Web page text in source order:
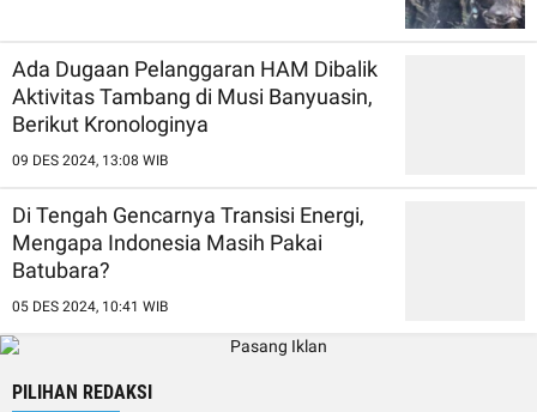
Ada Dugaan Pelanggaran HAM Dibalik
Aktivitas Tambang di Musi Banyuasin,
Berikut Kronologinya
09 DES 2024, 13:08 WIB
Di Tengah Gencarnya Transisi Energi,
Mengapa Indonesia Masih Pakai
Batubara?
05 DES 2024, 10:41 WIB
PILIHAN REDAKSI